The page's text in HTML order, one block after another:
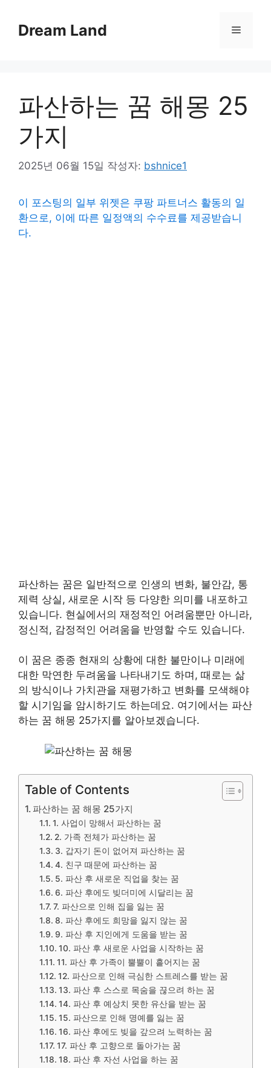
Dream Land 메
파산하는 꿈 해몽 25
가지
2025년 06월 15일 작성자: bshnice1
이 포스팅의 일부 위젯은 쿠팡 파트너스 활동의 일
환으로, 이에 따른 일정액의 수수료를 제공받습니
다.
파산하는 꿈은 일반적으로 인생의 변화, 불안감, 통
제력 상실, 새로운 시작 등 다양한 의미를 내포하고
있습니다. 현실에서의 재정적인 어려움뿐만 아니라,
정신적, 감정적인 어려움을 반영할 수도 있습니다.
이 꿈은 종종 현재의 상황에 대한 불만이나 미래에
대한 막연한 두려움을 나타내기도 하며, 때로는 삶
의 방식이나 가치관을 재평가하고 변화를 모색해야
할 시기임을 암시하기도 하는데요. 여기에서는 파산
하는 꿈 해몽 25가지를 알아보겠습니다.
Table of Contents
파산하는 꿈 해몽 25가지
1. 사업이 망해서 파산하는 꿈
2. 가족 전체가 파산하는 꿈
3. 갑자기 돈이 없어져 파산하는 꿈
4. 친구 때문에 파산하는 꿈
5. 파산 후 새로운 직업을 찾는 꿈
6. 파산 후에도 빚더미에 시달리는 꿈
7. 파산으로 인해 집을 잃는 꿈
8. 파산 후에도 희망을 잃지 않는 꿈
9. 파산 후 지인에게 도움을 받는 꿈
10. 파산 후 새로운 사업을 시작하는 꿈
11. 파산 후 가족이 뿔뿔이 흩어지는 꿈
12. 파산으로 인해 극심한 스트레스를 받는 꿈
13. 파산 후 스스로 목숨을 끊으려 하는 꿈
14. 파산 후 예상치 못한 유산을 받는 꿈
15. 파산으로 인해 명예를 잃는 꿈
16. 파산 후에도 빚을 갚으려 노력하는 꿈
17. 파산 후 고향으로 돌아가는 꿈
18. 파산 후 자선 사업을 하는 꿈